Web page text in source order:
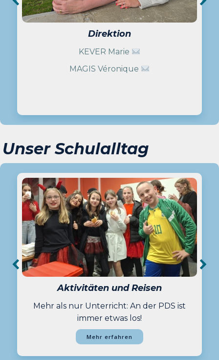
Direktion
KEVER Marie
MAGIS Véronique
Unser Schulalltag
Aktivitäten und Reisen
Mehr als nur Unterricht: An der PDS ist
immer etwas los!
Mehr erfahren